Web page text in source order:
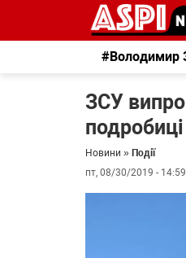
#Володимир
ЗСУ
подробиці
Новини » Події
пт, 08/30/2019 - 14:59